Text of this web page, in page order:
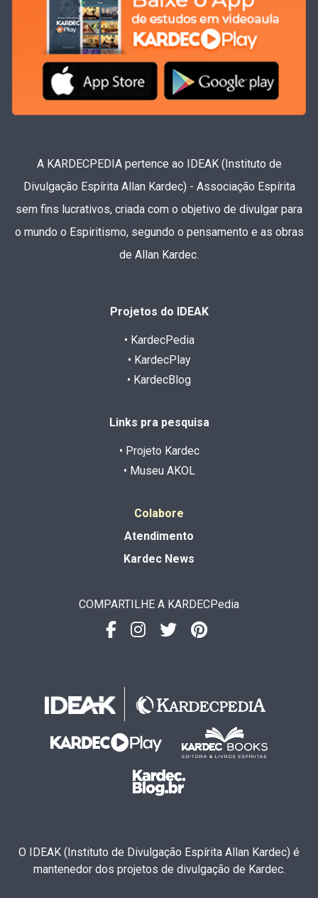
A KARDECPEDIA pertence ao IDEAK (Instituto de
Divulgação Espírita Allan Kardec) - Associação Espírita
sem fins lucrativos, criada com o objetivo de divulgar para
o mundo o Espiritismo, segundo o pensamento e as obras
de Allan Kardec.
Projetos do IDEAK
• KardecPedia
• KardecPlay
• KardecBlog
Links pra pesquisa
• Projeto Kardec
• Museu AKOL
Colabore
Atendimento
Kardec News
COMPARTILHE A KARDECPedia
O IDEAK (Instituto de Divulgação Espírita Allan Kardec) é
mantenedor dos projetos de divulgação de Kardec.